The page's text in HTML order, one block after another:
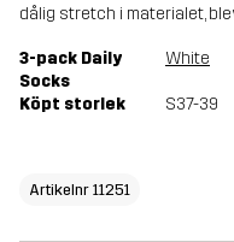
dålig stretch i materialet,
3-pack Daily
Socks
White
Köpt storlek S37-39
Artikelnr 11251